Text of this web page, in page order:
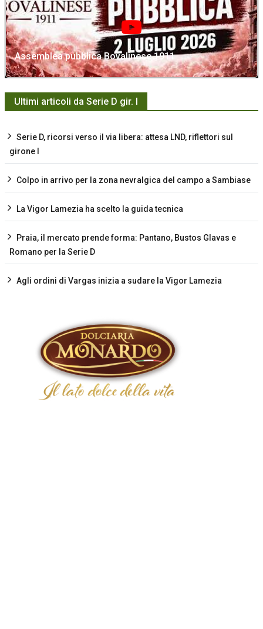
Assemblea pubblica Bovalinese 1911
Ultimi articoli da Serie D gir. I
Serie D, ricorsi verso il via libera: attesa LND, riflettori sul
girone I
Colpo in arrivo per la zona nevralgica del campo a Sambiase
La Vigor Lamezia ha scelto la guida tecnica
Praia, il mercato prende forma: Pantano, Bustos Glavas e
Romano per la Serie D
Agli ordini di Vargas inizia a sudare la Vigor Lamezia